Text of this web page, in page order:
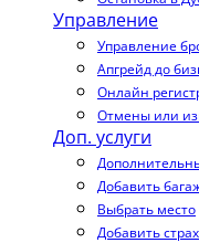
Управление
Управление
Апгрейд до
Онлайн
Отмены или
Доп. услуги
Добавить
Выбрать место
Добавить